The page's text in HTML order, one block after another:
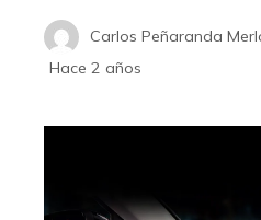
Carlos Peñaranda
Hace 2 años